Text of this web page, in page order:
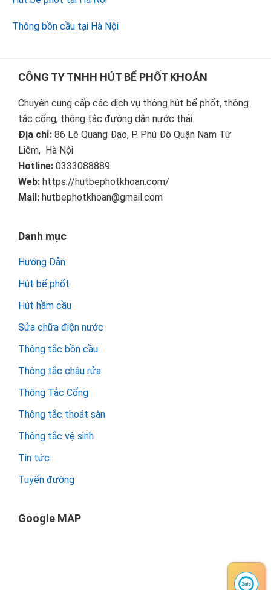
Thông bồn cầu tại Hà Nội
Footer
CÔNG TY TNHH HÚT BỂ PHỐT KHOÁN
Chuyên cung cấp các dịch vụ thông hút bể phốt, thông
tắc cống, thông tắc đường dẫn nước thải.
Địa chỉ: 86 Lê Quang Đạo, P. Phú Đô Quận Nam Từ
Liêm, Hà Nội
Hotline: 0333088889
Web: https://hutbephotkhoan.com/
Mail: hutbephotkhoan@gmail.com
Danh mục
Hướng Dẫn
Hút bể phốt
Hút hầm cầu
Sửa chữa điện nước
Thông tắc bồn cầu
Thông tắc chậu rửa
Thông Tắc Cống
Thông tắc thoát sàn
Thông tắc vệ sinh
Tin tức
Tuyến đường
Google MAP